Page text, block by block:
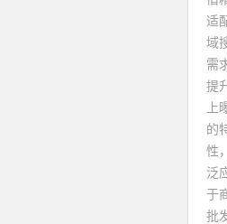
适
域
需
提
上
的
性
泛
于
批